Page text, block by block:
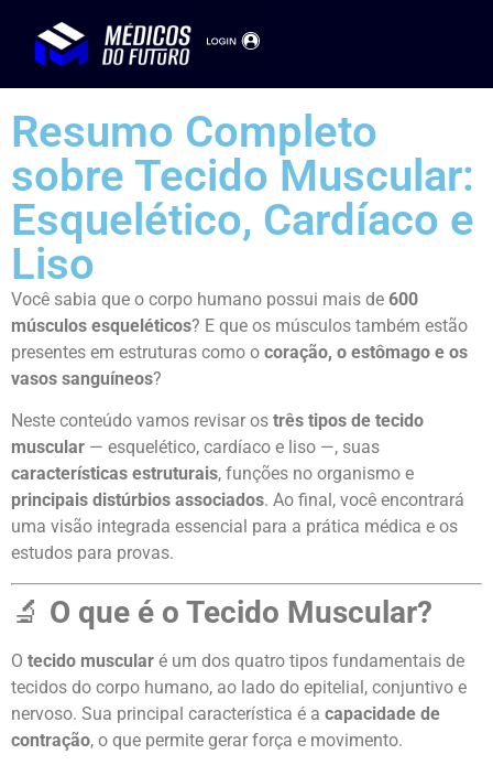
Resumo Completo
sobre Tecido Muscular:
Esquelético, Cardíaco e
Liso
Você sabia que o corpo humano possui mais de 600
músculos esqueléticos? E que os músculos também estão
presentes em estruturas como o coração, o estômago e os
vasos sanguíneos?
Neste conteúdo vamos revisar os três tipos de tecido
muscular — esquelético, cardíaco e liso —, suas
características estruturais, funções no organismo e
principais distúrbios associados. Ao final, você encontrará
uma visão integrada essencial para a prática médica e os
estudos para provas.
🔬 O que é o Tecido Muscular?
O tecido muscular é um dos quatro tipos fundamentais de
tecidos do corpo humano, ao lado do epitelial, conjuntivo e
nervoso. Sua principal característica é a capacidade de
contração, o que permite gerar força e movimento.